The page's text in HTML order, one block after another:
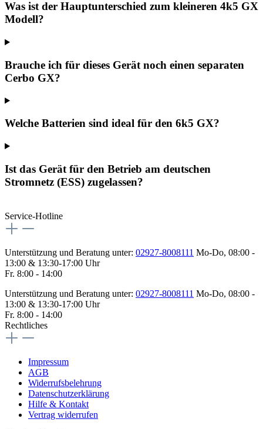
Was ist der Hauptunterschied zum kleineren 4k5 GX
Modell?
Brauche ich für dieses Gerät noch einen separaten
Cerbo GX?
Welche Batterien sind ideal für den 6k5 GX?
Ist das Gerät für den Betrieb am deutschen
Stromnetz (ESS) zugelassen?
Service-Hotline
Unterstützung und Beratung unter: 02927-8008111 Mo-Do, 08:00 -
13:00 & 13:30-17:00 Uhr
Fr. 8:00 - 14:00
Unterstützung und Beratung unter: 02927-8008111 Mo-Do, 08:00 -
13:00 & 13:30-17:00 Uhr
Fr. 8:00 - 14:00
Rechtliches
Impressum
AGB
Widerrufsbelehrung
Datenschutzerklärung
Hilfe & Kontakt
Vertrag widerrufen